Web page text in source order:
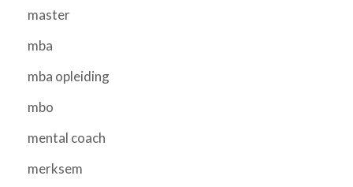
master
mba
mba opleiding
mbo
mental coach
merksem